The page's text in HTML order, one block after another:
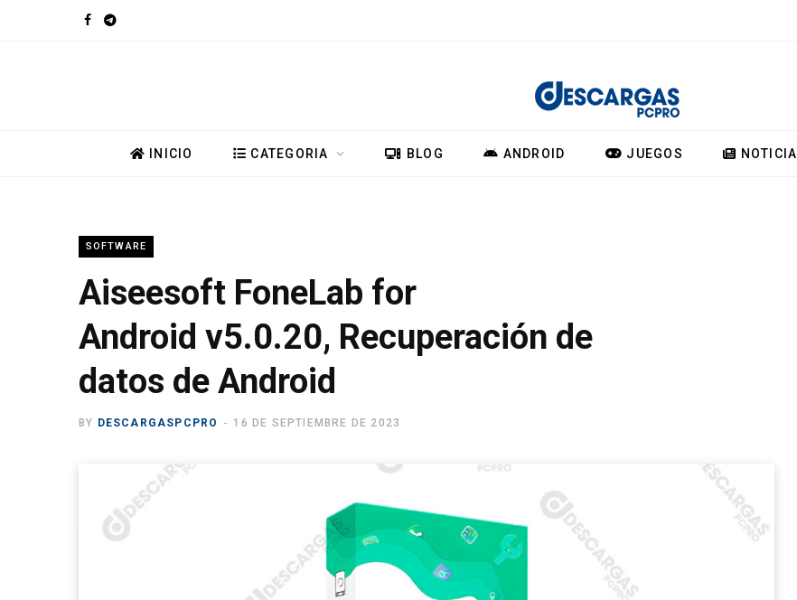
F
o
k
T
a
m
INICIO CATEGORIA BLOG ANDROID JUEGOS NOTICIA
SOFTWARE
Aiseesoft FoneLab for
Android v5.0.20, Recuperación de
datos de Android
BY DESCARGASPCPRO 16 DE SEPTIEMBRE DE 2023